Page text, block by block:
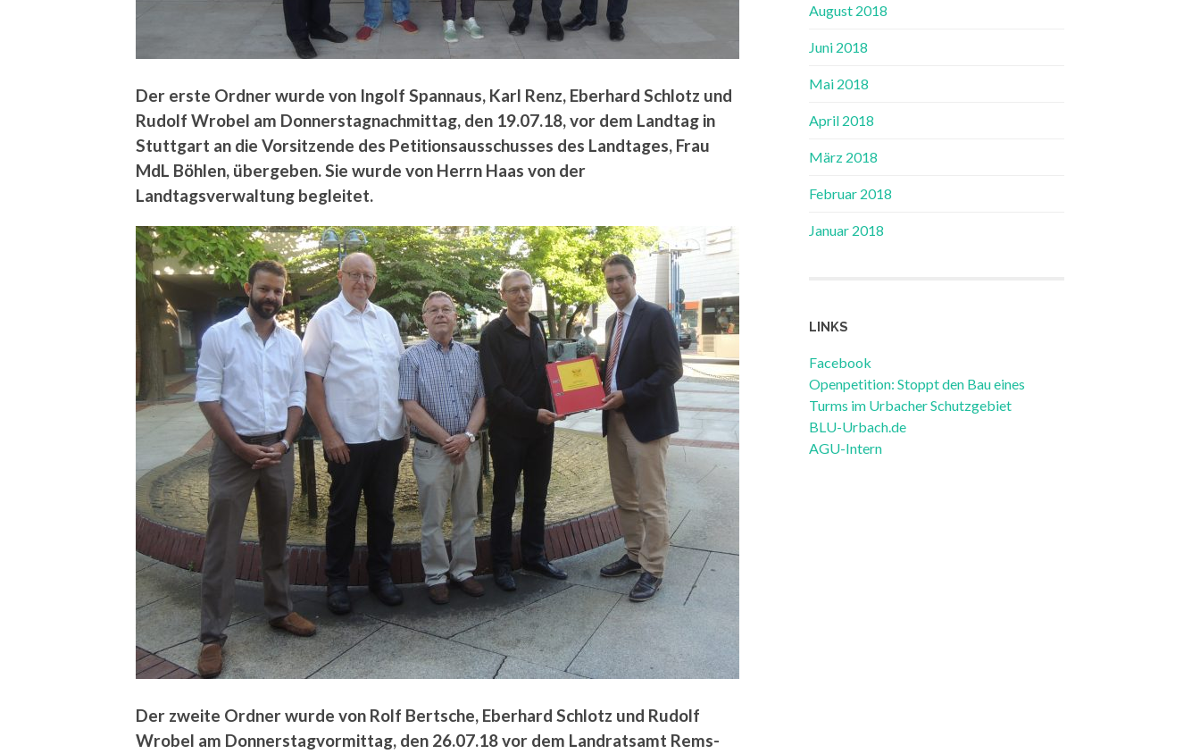
Der erste Ordner wurde von Ingolf Spannaus, Karl Renz, Eberhard Schlotz und
Rudolf Wrobel am Donnerstagnachmittag, den 19.07.18, vor dem Landtag in
Stuttgart an die Vorsitzende des Petitionsausschusses des Landtages, Frau
MdL Böhlen, übergeben. Sie wurde von Herrn Haas von der
Landtagsverwaltung begleitet.
Der zweite Ordner wurde von Rolf Bertsche, Eberhard Schlotz und Rudolf
Wrobel am Donnerstagvormittag, den 26.07.18 vor dem Landratsamt Rems-
August 2018
Juni 2018
Mai 2018
April 2018
März 2018
Februar 2018
Januar 2018
LINKS
Facebook
Openpetition: Stoppt den Bau eines
Turms im Urbacher Schutzgebiet
BLU-Urbach.de
AGU-Intern